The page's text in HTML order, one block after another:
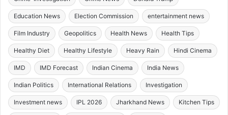
Education News Election Commission entertainment news
Film Industry Geopolitics Health News Health Tips
Healthy Diet Healthy Lifestyle Heavy Rain Hindi Cinema
IMD IMD Forecast Indian Cinema India News
Indian Politics International Relations Investigation
Investment news IPL 2026 Jharkhand News Kitchen Tips